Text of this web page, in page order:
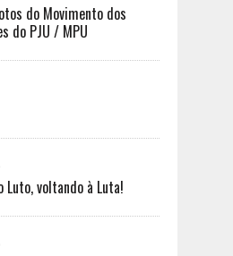
do Movimento dos
do PJU / MPU
Luto, voltando à Luta!